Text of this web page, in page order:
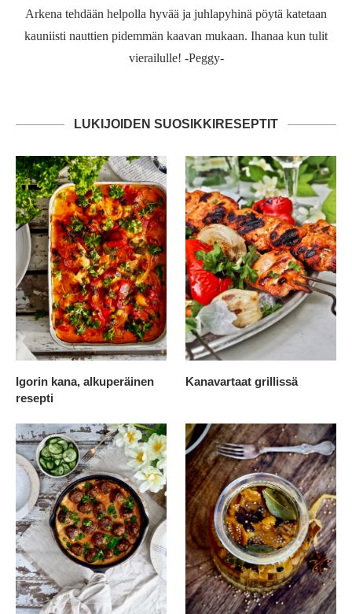
Arkena tehdään helpolla hyvää ja juhlapyhinä pöytä katetaan
kauniisti nauttien pidemmän kaavan mukaan. Ihanaa kun tulit
vierailulle! -Peggy-
LUKIJOIDEN SUOSIKKIRESEPTIT
Igorin kana, alkuperäinen
resepti
Kanavartaat grillissä